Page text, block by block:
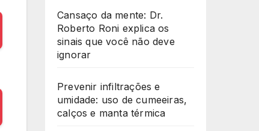
Cansaço da mente: Dr.
Roberto Roni explica os
sinais que você não deve
ignorar
Prevenir infiltrações e
umidade: uso de cumeeiras,
calços e manta térmica